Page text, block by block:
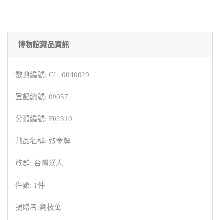
博物館藏品資訊
數典編號: CL_0040029
登記總號: 09057
分類編號: F02310
藏品名稱: 敕令牌
族群: 台灣漢人
件數: 1件
捐贈者:劉枝萬